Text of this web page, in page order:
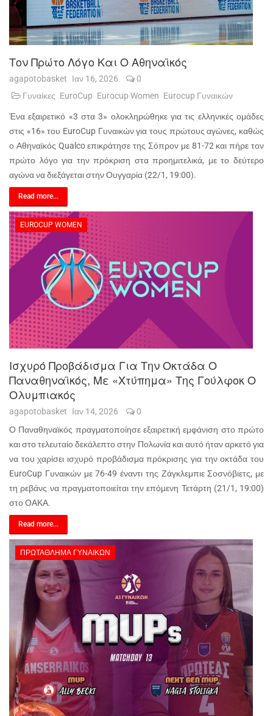
Τον Πρώτο Λόγο Και Ο Αθηναϊκός
agapotobasket Ιαν 16, 2026
0
Γυναίκες EuroCup Eurocup Women Eurocup Γυναικών
Ένα εξαιρετικό «3 στα 3» ολοκληρώθηκε για τις ελληνικές ομάδες
στις «16» του EuroCup Γυναικών για τους πρώτους αγώνες, καθώς
ο Αθηναϊκός Qualco επικράτησε της Σόπρον με 81-72 και πήρε τον
πρώτο λόγο για την πρόκριση στα προημιτελικά, με το δεύτερο
αγώνα να διεξάγεται στην Ουγγαρία (22/1, 19:00).
Read more...
EUROCUP WOMEN
Ισχυρό Προβάδισμα Για Την Οκτάδα Ο
Παναθηναϊκός, Με «χτύπημα» Της Γούλφοκ Ο
Ολυμπιακός
agapotobasket Ιαν 14, 2026
0
Ο Παναθηναϊκός πραγματοποίησε εξαιρετική εμφάνιση στο πρώτο
και στο τελευταίο δεκάλεπτο στην Πολωνία και αυτό ήταν αρκετό για
να του χαρίσει ισχυρό προβάδισμα πρόκρισης για την οκτάδα του
EuroCup Γυναικών με 76-49 έναντι της Ζάγκλεμπιε Σοσνόβιετς, με
τη ρεβάνς να πραγματοποιείται την επόμενη Τετάρτη (21/1, 19:00)
στο ΟΑΚΑ.
Read more...
ΠΡΩΤΆΘΛΗΜΑ ΓΥΝΑΙΚΏΝ